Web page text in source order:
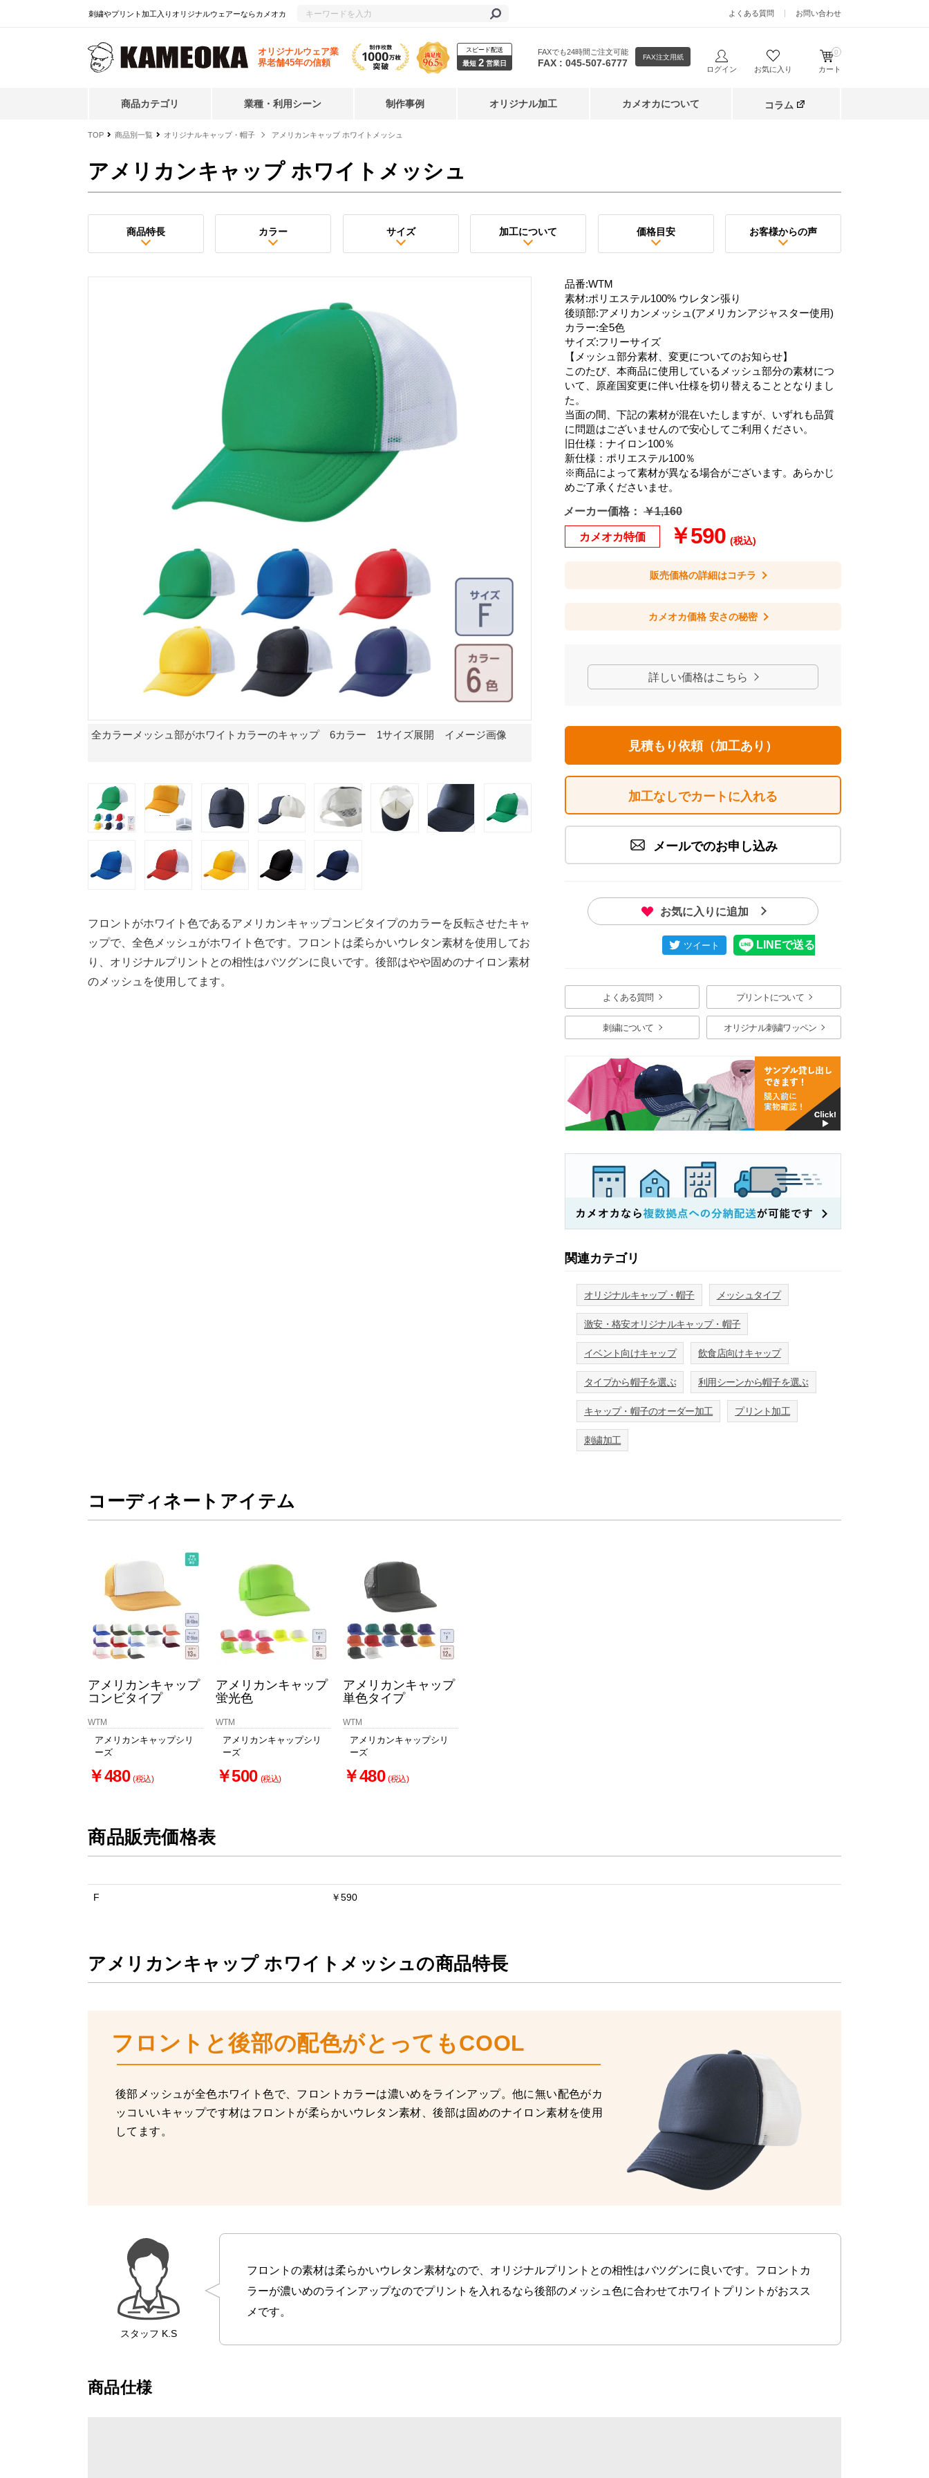
刺繍やプリント加工入りオリジナルウェアーならカメオカ よくある質問 お問い合わせ
オリジナルウェア業
界老舗45年の信頼
スピード配送
最短 2 営業日
FAXでも24時間ご注文可能
FAX : 045-507-6777 FAX注文用紙
ログイン お気に入り カート
0
商品カテゴリ 業種・利用シーン 制作事例 オリジナル加工 カメオカについて コラム
TOP 商品別一覧 オリジナルキャップ・帽子 アメリカンキャップ ホワイトメッシュ
アメリカンキャップ ホワイトメッシュ
商品特長 カラー サイズ 加工について 価格目安 お客様からの声
全カラーメッシュ部がホワイトカラーのキャップ 6カラー 1サイズ展開 イメージ画像
フロントがホワイト色であるアメリカンキャップコンビタイプのカラーを反転させたキャ
ップで、全色メッシュがホワイト色です。フロントは柔らかいウレタン素材を使用してお
り、オリジナルプリントとの相性はバツグンに良いです。後部はやや固めのナイロン素材
のメッシュを使用してます。
品番:WTM
素材:ポリエステル100% ウレタン張り
後頭部:アメリカンメッシュ(アメリカンアジャスター使用)
カラー:全5色
サイズ:フリーサイズ
【メッシュ部分素材、変更についてのお知らせ】
このたび、本商品に使用しているメッシュ部分の素材につ
いて、原産国変更に伴い仕様を切り替えることとなりまし
た。
当面の間、下記の素材が混在いたしますが、いずれも品質
に問題はございませんので安心してご利用ください。
旧仕様：ナイロン100％
新仕様：ポリエステル100％
※商品によって素材が異なる場合がございます。あらかじ
めご了承くださいませ。
メーカー価格： ￥1,160
カメオカ特価 ￥590 (税込)
販売価格の詳細はコチラ
カメオカ価格 安さの秘密
詳しい価格はこちら
見積もり依頼（加工あり）
加工なしでカートに入れる
メールでのお申し込み
お気に入りに追加
よくある質問 プリントについて
刺繍について オリジナル刺繍ワッペン
関連カテゴリ
オリジナルキャップ・帽子 メッシュタイプ
激安・格安オリジナルキャップ・帽子
イベント向けキャップ 飲食店向けキャップ
タイプから帽子を選ぶ 利用シーンから帽子を選ぶ
キャップ・帽子のオーダー加工 プリント加工
刺繍加工
コーディネートアイテム
アメリカンキャップ
コンビタイプ
WTM
アメリカンキャップシリ
ーズ
￥480 (税込)
アメリカンキャップ
蛍光色
WTM
アメリカンキャップシリ
ーズ
￥500 (税込)
アメリカンキャップ
単色タイプ
WTM
アメリカンキャップシリ
ーズ
￥480 (税込)
商品販売価格表
F ￥590
アメリカンキャップ ホワイトメッシュの商品特長
フロントと後部の配色がとってもCOOL
後部メッシュが全色ホワイト色で、フロントカラーは濃いめをラインアップ。他に無い配色がカ
ッコいいキャップです材はフロントが柔らかいウレタン素材、後部は固めのナイロン素材を使用
してます。
スタッフ K.S
フロントの素材は柔らかいウレタン素材なので、オリジナルプリントとの相性はバツグンに良いです。フロントカ
ラーが濃いめのラインアップなのでプリントを入れるなら後部のメッシュ色に合わせてホワイトプリントがおスス
メです。
商品仕様